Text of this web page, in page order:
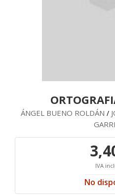
ÁNGEL BUENO ROLDÁN /
IVA
No